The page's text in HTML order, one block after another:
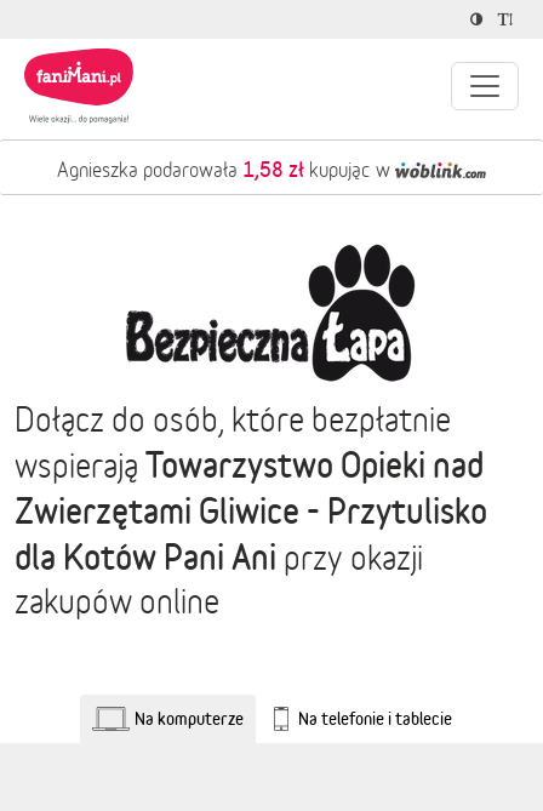
Agnieszka podarowała 1,58 zł kupując w
Dołącz do osób, które bezpłatnie
wspierają Towarzystwo Opieki nad
Zwierzętami Gliwice - Przytulisko
dla Kotów Pani Ani przy okazji
zakupów online
Na komputerze Na telefonie i tablecie